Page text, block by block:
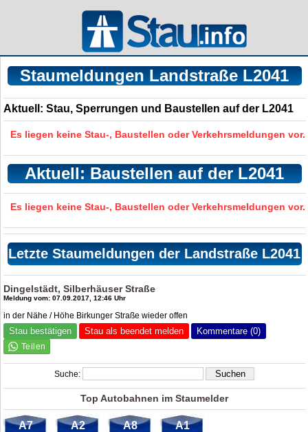
Staumeldungen Landstraße L2041
Aktuell: Stau, Sperrungen und Baustellen auf der L2041
Es liegen keine Stau-, Baustellen oder Verkehrsmeldungen vor.
Aktuell: Baustellen auf der L2041
Es liegen keine Stau-, Baustellen oder Verkehrsmeldungen vor.
Letzte Staumeldungen der Landstraße L2041
Dingelstädt, Silberhäuser Straße
Meldung vom: 07.09.2017, 12:46 Uhr
in der Nähe / Höhe Birkunger Straße wieder offen
Stau bestätigen Stau als beendet melden Kommentare (0)
Suche:
Top Autobahnen im Staumelder
A7 A2 A8 A1